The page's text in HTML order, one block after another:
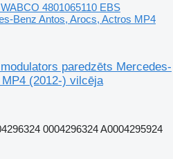
WABCO 4801065110 EBS
Benz Antos, Arocs, Actros MP4
paredzēts Mercedes-
(2012-) vilcēja
0004296324 A0004295924